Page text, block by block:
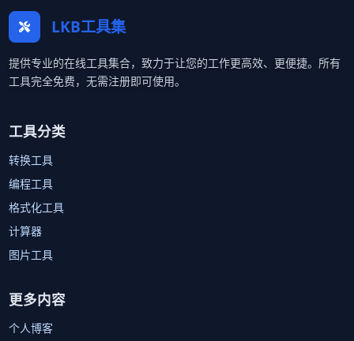
LKB工具集
提供专业的在线工具集合，致力于让您的工作更高效、更便捷。所有
工具完全免费，无需注册即可使用。
工具分类
转换工具
编程工具
格式化工具
计算器
图片工具
更多内容
个人博客